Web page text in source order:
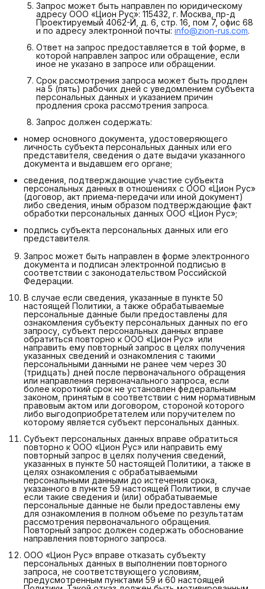
Запрос может быть направлен по юридическому
адресу ООО «Цион Рус»: 115432, г. Москва, пр-д
Проектируемый 4062-Й, д. 6, стр. 16, пом 7, офис 68
и по адресу электронной почты: info@zion-rus.com.
Ответ на запрос предоставляется в той форме, в
которой направлен запрос или обращение, если
иное не указано в запросе или обращении.
Срок рассмотрения запроса может быть продлен
на 5 (пять) рабочих дней с уведомлением субъекта
персональных данных и указанием причин
продления срока рассмотрения запроса.
Запрос должен содержать:
номер основного документа, удостоверяющего
личность субъекта персональных данных или его
представителя, сведения о дате выдачи указанного
документа и выдавшем его органе;
сведения, подтверждающие участие субъекта
персональных данных в отношениях с ООО «Цион Рус»
(договор, акт приема-передачи или иной документ)
либо сведения, иным образом подтверждающие факт
обработки персональных данных ООО «Цион Рус»;
подпись субъекта персональных данных или его
представителя.
Запрос может быть направлен в форме электронного
документа и подписан электронной подписью в
соответствии с законодательством Российской
Федерации.
В случае если сведения, указанные в пункте 50
настоящей Политики, а также обрабатываемые
персональные данные были предоставлены для
ознакомления субъекту персональных данных по его
запросу, субъект персональных данных вправе
обратиться повторно к ООО «Цион Рус» или
направить ему повторный запрос в целях получения
указанных сведений и ознакомления с такими
персональными данными не ранее чем через 30
(тридцать) дней после первоначального обращения
или направления первоначального запроса, если
более короткий срок не установлен федеральным
законом, принятым в соответствии с ним нормативным
правовым актом или договором, стороной которого
либо выгодоприобретателем или поручителем по
которому является субъект персональных данных.
Субъект персональных данных вправе обратиться
повторно к ООО «Цион Рус» или направить ему
повторный запрос в целях получения сведений,
указанных в пункте 50 настоящей Политики, а также в
целях ознакомления с обрабатываемыми
персональными данными до истечения срока,
указанного в пункте 59 настоящей Политики, в случае
если такие сведения и (или) обрабатываемые
персональные данные не были предоставлены ему
для ознакомления в полном объеме по результатам
рассмотрения первоначального обращения.
Повторный запрос должен содержать обоснование
направления повторного запроса.
ООО «Цион Рус» вправе отказать субъекту
персональных данных в выполнении повторного
запроса, не соответствующего условиям,
предусмотренным пунктами 59 и 60 настоящей